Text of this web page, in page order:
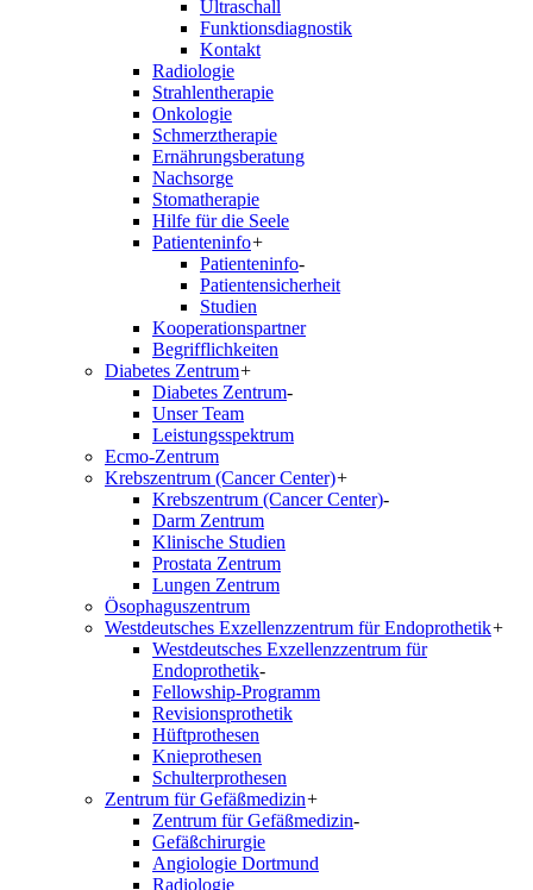
Ultraschall
Funktionsdiagnostik
Kontakt
Radiologie
Strahlentherapie
Onkologie
Schmerztherapie
Ernährungsberatung
Nachsorge
Stomatherapie
Hilfe für die Seele
Patienteninfo+
Patienteninfo-
Patientensicherheit
Studien
Kooperationspartner
Begrifflichkeiten
Diabetes Zentrum+
Diabetes Zentrum-
Unser Team
Leistungsspektrum
Ecmo-Zentrum
Krebszentrum (Cancer Center)+
Krebszentrum (Cancer Center)-
Darm Zentrum
Klinische Studien
Prostata Zentrum
Lungen Zentrum
Ösophaguszentrum
Westdeutsches Exzellenzzentrum für Endoprothetik+
Westdeutsches Exzellenzzentrum für
Endoprothetik-
Fellowship-Programm
Revisionsprothetik
Hüftprothesen
Knieprothesen
Schulterprothesen
Zentrum für Gefäßmedizin+
Zentrum für Gefäßmedizin-
Gefäßchirurgie
Angiologie Dortmund
Radiologie